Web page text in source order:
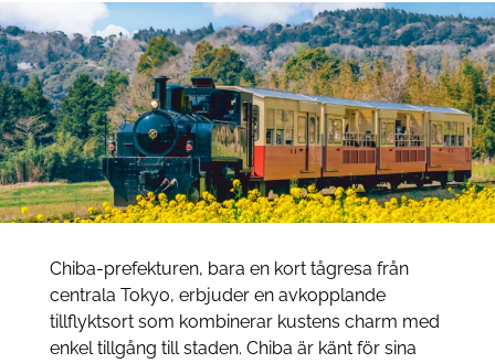
Chiba-prefekturen, bara en kort tågresa från
centrala Tokyo, erbjuder en avkopplande
tillflyktsort som kombinerar kustens charm med
enkel tillgång till staden. Chiba är känt för sina